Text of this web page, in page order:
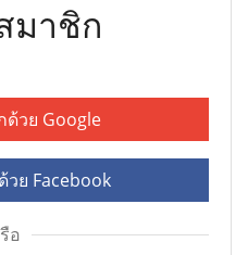
มาชิก
วย Google
ย Facebook
อ